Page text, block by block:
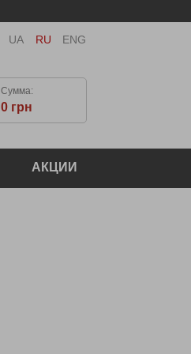
UA RU ENG
Cумма:
0 грн
АКЦИИ